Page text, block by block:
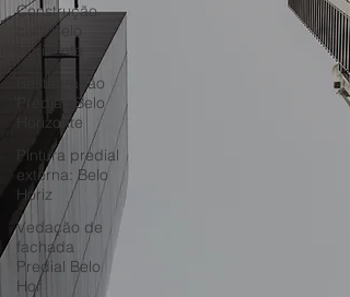
Construção
civil: Belo
Horizonte
Restauração
Predial: Belo
Horizonte
Pintura predial
externa: Belo
Horiz
Vedação de
fachada
Predial Belo
Hor